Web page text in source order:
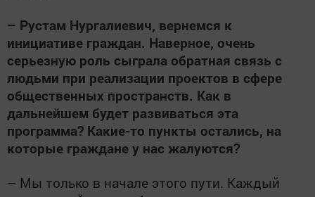
– Рустам Нургалиевич, вернемся к
инициативе граждан. Наверное, очень
серьезную роль сыграла обратная связь с
людьми при реализации проектов в сфере
общественных пространств. Как в
дальнейшем будет развиваться эта
программа? Какие-то пункты остались, на
которые граждане у нас жалуются?
– Мы только в начале этого пути. Каждый